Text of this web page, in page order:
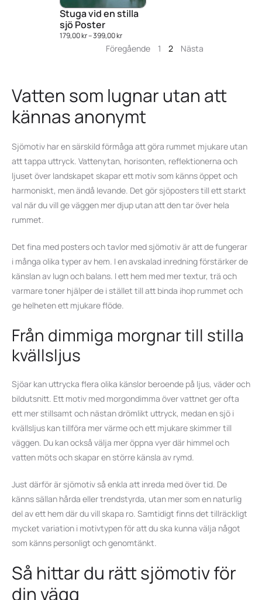
Stuga vid en stilla
sjö Poster
179,00kr–399,00kr
Föregående 1 2 Nästa
Vatten som lugnar utan att
kännas anonymt
Sjömotiv har en särskild förmåga att göra rummet mjukare utan
att tappa uttryck. Vattenytan, horisonten, reflektionerna och
ljuset över landskapet skapar ett motiv som känns öppet och
harmoniskt, men ändå levande. Det gör sjöposters till ett starkt
val när du vill ge väggen mer djup utan att den tar över hela
rummet.
Det fina med posters och tavlor med sjömotiv är att de fungerar
i många olika typer av hem. I en avskalad inredning förstärker de
känslan av lugn och balans. I ett hem med mer textur, trä och
varmare toner hjälper de i stället till att binda ihop rummet och
ge helheten ett mjukare flöde.
Från dimmiga morgnar till stilla
kvällsljus
Sjöar kan uttrycka flera olika känslor beroende på ljus, väder och
bildutsnitt. Ett motiv med morgondimma över vattnet ger ofta
ett mer stillsamt och nästan drömlikt uttryck, medan en sjö i
kvällsljus kan tillföra mer värme och ett mjukare skimmer till
väggen. Du kan också välja mer öppna vyer där himmel och
vatten möts och skapar en större känsla av rymd.
Just därför är sjömotiv så enkla att inreda med över tid. De
känns sällan hårda eller trendstyrda, utan mer som en naturlig
del av ett hem där du vill skapa ro. Samtidigt finns det tillräckligt
mycket variation i motivtypen för att du ska kunna välja något
som känns personligt och genomtänkt.
Så hittar du rätt sjömotiv för
din vägg